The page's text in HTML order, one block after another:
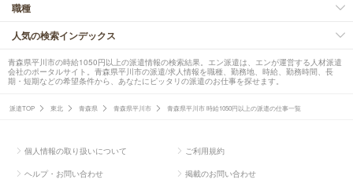
職種
人気の検索インデックス
青森県平川市の時給1050円以上の派遣情報の検索結果。エン派遣は、エンが運営する人材派遣
会社のポータルサイト。青森県平川市の派遣/求人情報を職種、勤務地、時給、勤務時間、長
期・短期などの希望条件から、あなたにピッタリの派遣のお仕事を探せます。
派遣TOP 東北 青森県 青森県平川市 青森県平川市 時給1050円以上の派遣の仕事一覧
個人情報の取り扱いについて ご利用規約
ヘルプ・お問い合わせ 掲載のお問い合わせ